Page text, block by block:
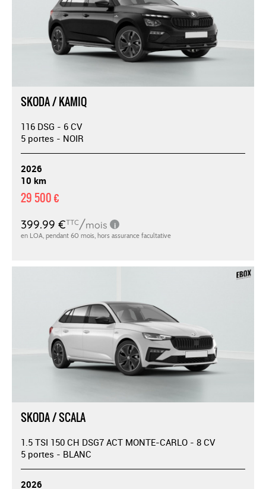
SKODA / KAMIQ
116 DSG - 6 CV
5 portes - NOIR
2026
10 km
29 500 €
SKODA / SCALA
1.5 TSI 150 CH DSG7 ACT MONTE-CARLO - 8 CV
5 portes - BLANC
2026